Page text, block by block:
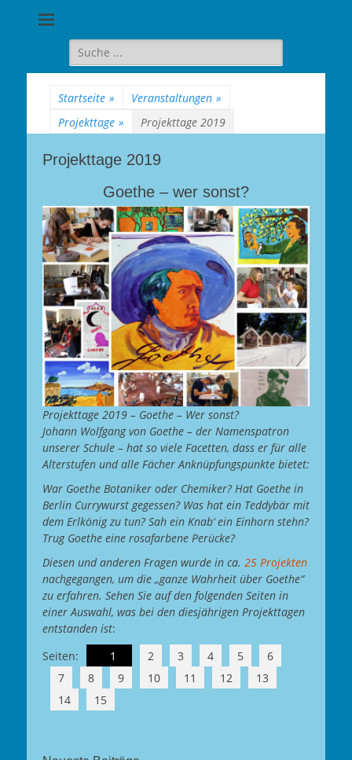
Berlin-
Wilmersdorf
Suche
für:
Startseite » Veranstaltungen »
Projekttage » Projekttage 2019
Projekttage 2019
Goethe – wer sonst?
Projekttage 2019 – Goethe – Wer sonst?
Johann Wolfgang von Goethe – der Namenspatron
unserer Schule – hat so viele Facetten, dass er für alle
Alterstufen und alle Fächer Anknüpfungspunkte bietet:
War Goethe Botaniker oder Chemiker? Hat Goethe in
Berlin Currywurst gegessen? Was hat ein Teddybär mit
dem Erlkönig zu tun? Sah ein Knab‘ ein Einhorn stehn?
Trug Goethe eine rosafarbene Perücke?
Diesen und anderen Fragen wurde in ca. 25 Projekten
nachgegangen, um die „ganze Wahrheit über Goethe“
zu erfahren. Sehen Sie auf den folgenden Seiten in
einer Auswahl, was bei den diesjährigen Projekttagen
entstanden ist:
Seiten:
1 2 3 4 5
6
7
8 9 10 11 12
13
14
15